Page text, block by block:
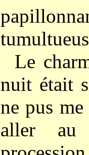
Le
nuit était
ne pus me
aller